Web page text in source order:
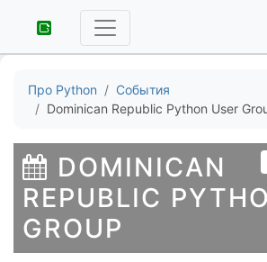
Про Python
События
Dominican Republic Python User
DOMINICAN
REPUBLIC
GROUP